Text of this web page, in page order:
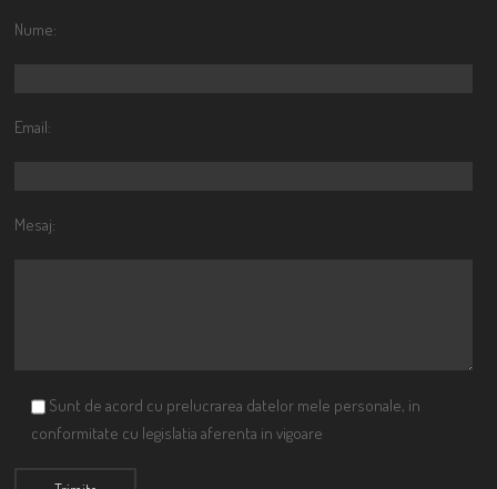
Nume:
Email:
Mesaj:
Sunt de acord cu prelucrarea datelor mele personale, in
conformitate cu legislatia aferenta in vigoare